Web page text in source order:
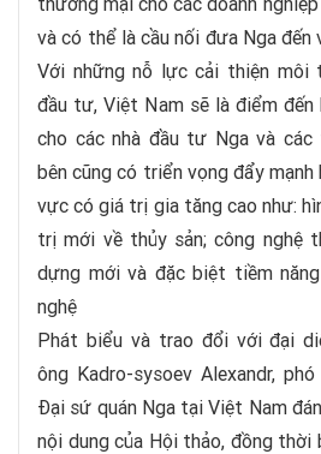
và có thể là cầu nối đưa Nga đến
Với những nỗ lực cải thiện môi
đầu tư, Việt Nam sẽ là điểm đến
cho các nhà đầu tư Nga và các
bên cũng có triển vọng đẩy
vực có giá trị gia tăng cao như:
trị mới về thủy sản; công nghệ
dựng mới và đặc biệt tiềm
nghệ
Phát biểu và trao đổi với đại
ông Kadro-sysoev Alexandr,
Đại sứ quán Nga tại Việt Nam
nội dung của Hội thảo, đồng thời